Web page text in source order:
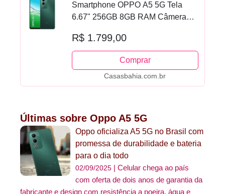
Smartphone OPPO A5 5G Tela
6.67" 256GB 8GB RAM Câmera
R$ 1.799,00
Comprar
Casasbahia.com.br
Últimas sobre Oppo A5 5G
Oppo oficializa A5 5G no Brasil com
promessa de durabilidade e bateria
para o dia todo
02/09/2025
Celular chega ao país
com oferta de dois anos de garantia da
fabricante e design com resistência a poeira, água e